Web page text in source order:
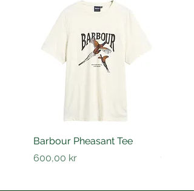
Barbour Pheasant Tee
Pris
600,00 kr
Pris
1